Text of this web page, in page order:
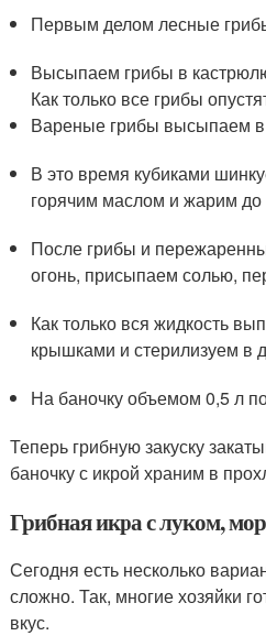
Первым делом лесные
Высыпаем грибы в
Как только все грибы
Вареные грибы высыпаем в
В это время кубиками
горячим маслом и жарим до
После грибы и
огонь, присыпаем солью,
Как только вся жидкость
крышками и стерилизуем в
На баночку объемом 0,5 л
Теперь грибную закуску
баночку с икрой храним в
Грибная икра с луком,
Сегодня есть несколько
сложно. Так, многие хозяйки
вкус.